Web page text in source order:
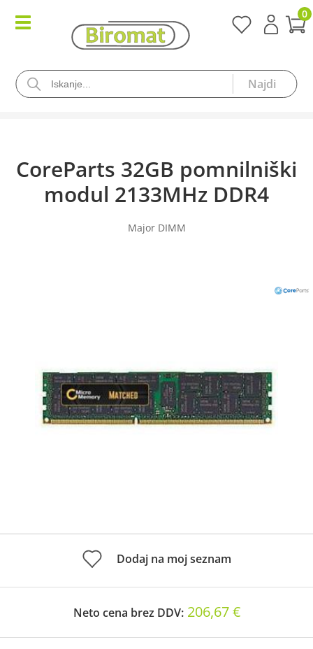
0
CoreParts 32GB pomnilniški
modul 2133MHz DDR4
Major DIMM
Dodaj na moj seznam
Neto cena brez DDV: 206,67 €